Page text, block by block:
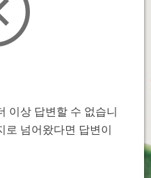
이상 답변할 수 없습니
넘어왔다면 답변이